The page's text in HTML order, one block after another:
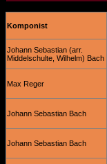
Komponist
Johann Sebastian (arr.
Middelschulte, Wilhelm) Bach
Max Reger
Johann Sebastian Bach
Johann Sebastian Bach